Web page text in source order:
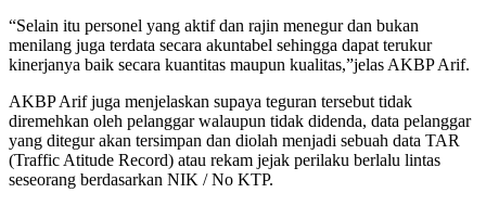
“Selain itu personel yang aktif dan rajin menegur dan bukan
menilang juga terdata secara akuntabel sehingga dapat terukur
kinerjanya baik secara kuantitas maupun kualitas,”jelas AKBP Arif.
AKBP Arif juga menjelaskan supaya teguran tersebut tidak
diremehkan oleh pelanggar walaupun tidak didenda, data pelanggar
yang ditegur akan tersimpan dan diolah menjadi sebuah data TAR
(Traffic Atitude Record) atau rekam jejak perilaku berlalu lintas
seseorang berdasarkan NIK / No KTP.